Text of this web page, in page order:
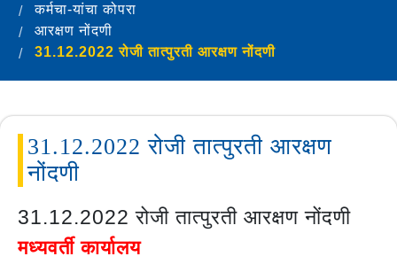
कर्मचा-यांचा कोपरा
आरक्षण नोंदणी
31.12.2022 रोजी तात्पुरती आरक्षण नोंदणी
31.12.2022 रोजी तात्पुरती आरक्षण
नोंदणी
31.12.2022 रोजी तात्पुरती आरक्षण नोंदणी
मध्यवर्ती कार्यालय